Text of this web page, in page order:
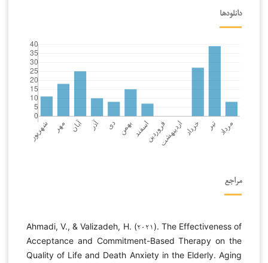
دانلودها
مراجع
Ahmadi, V., & Valizadeh, H. (۲۰۲۱). The Effectiveness of
Acceptance and Commitment-Based Therapy on the
Quality of Life and Death Anxiety in the Elderly. Aging